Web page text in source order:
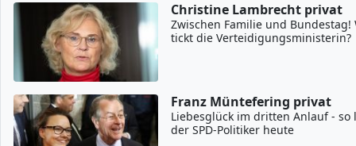
Christine Lambrecht privat
Zwischen Familie und Bundestag!
tickt die Verteidigungsministerin?
Franz Müntefering privat
Liebesglück im dritten Anlauf - so
der SPD-Politiker heute